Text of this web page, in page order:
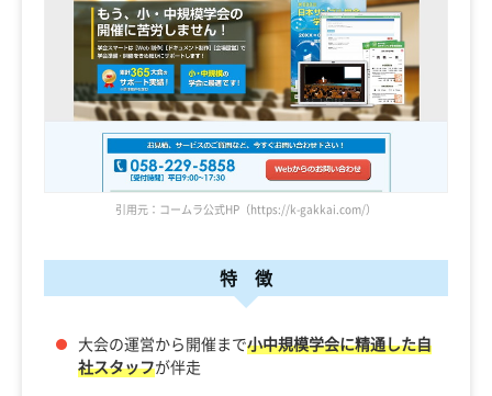
引用元：コームラ公式HP（https://k-gakkai.com/）
特 徴
大会の運営から開催まで小中規模学会に精通した自
社スタッフが伴走